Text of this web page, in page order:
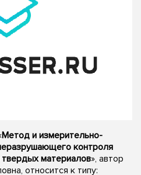
Метод и измерительно-
контроля
материалов», автор
относится к типу: